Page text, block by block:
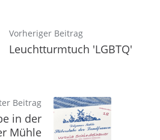
Vorheriger Beitrag
Leuchtturmtuch 'LGBTQ'
Beitrag
in der
Mühle